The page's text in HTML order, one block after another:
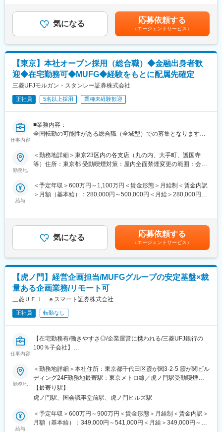
・女性管理職率：23.7％
・雰囲気：社員が140名程度と少人数の会社であるため、社員同
場では上司や先輩との距離も近いため、日頃から意見を求められ
るケースも多く、目的意識を持って主体的に仕事に取り組みたい
方には大変働きやすい職場環境です。
変更の範囲：会社の定める業務
本部、市場商品本部をはじめとした部門や人事、広報、財務経理
といった部門への配属を想定しております。
業務内容：経営全般に関する企画、制度・規制対応、子会社管理
等
業務内容：財務全般に関する企画、主計・資金管理等
業務内容：人事全般人事全般の制度企画業務
業務内容：市場業務の企画・総括業務全般
・当初は東京23区内（丸の内、大手町、護国寺等）を想定してお
ります。
■同社の強み：
三菱ＵＦＪモルガン・スタンレー証券は世界的にも信頼の厚いＭ
チャーです。 さらに、合併を繰り返しながら成長してきた当社に
は、変化に対する柔軟性と人材の多様性があります。 また、証券
会社に求められている、世界レベルのリスク管理能力について
は、すでにその構築を終えました。 次のステップに踏み出し、業
界を質・量ともにリードするリーディングカンパニーをめざしま
す。
変更の範囲：会社の定める業務
ます。賞与金額は変動する可能性があります。賃金はあくまでも
目安の金額であり、選考を通じて上下する可能性があります。月
給(月額)は固定手当を含めた表記です。
気になる 応募依頼する
（エージェントサービス）
【東京】本社オープン採用（総合職）◆金融出身者歓
迎◆在宅勤務可◆MUFG◆経験をもとに配属先確定
三菱UFJモルガン・スタンレー証券株式会社
正社員 5名以上採用 業種未経験歓迎
仕事内容
■業務内容：
全国転勤の可能性がある総合職（全域型）での募集となります。
ておりますが、将来的には転居を伴う異動が発生する可能性があ
ります。
※入社にあたっては、証券外務員資格を取得いただきます。
■配属部門について：
・ご本人様のご経験・ご評価・適性を鑑みて選考の中で配属部門
といった部門への配属を想定しております。
■想定部署(一例)：
※下記以外の配属可能性もございます。
（1）部署：経営企画部
業務内容：経営全般に関する企画、制度・規制対応、子会社管理
等
（2）部署：財務企画部
業務内容：財務全般に関する企画、主計・資金管理等
業務内容：人事全般人事全般の制度企画業務
業務内容：市場業務の企画・総括業務全般
■勤務地：
・当初は東京23区内（丸の内、大手町、護国寺等）を想定してお
ります。
・本社機能が東京23区内で複数の勤務地に分かれているため、配
属部署により勤務地が異なります。
勤務地
＜勤務地詳細＞東京23区内の各支店（丸の内、大手町、護国寺
等）住所：東京都 受動喫煙対策：屋内全面禁煙変更の範囲：会社
給与
＜予定年収＞600万円～1,100万円＜賃金形態＞月給制＜賃金内訳
＞月額（基本給）：280,000円～500,000円＜月給＞280,000円～
ます。賞与金額は変動する可能性があります。賃金はあくまでも
目安の金額であり、選考を通じて上下する可能性があります。月
給(月額)は固定手当を含めた表記です。
気になる 応募依頼する
（エージェントサービス）
【虎ノ門】経営企画担当/MUFGグループの安定基盤×裁
量ある企画業務/リモート可
三菱ＵＦＪ ｅスマート証券株式会社
正社員 転勤なし
仕事内容
【在宅勤務有/働きやすさ◎/企業運営に携われる/三菱UFJ銀行の
100％子会社】
■業務内容
・経営計画の企画立案・PDCA管理
・社則体系の整備・高度化
・取締役会、経営会議、各種重要会議の事務局
・対外広報、グループ内広報、IR
■採用背景
事業成長とともに経営判断の高度化やガバナンス体制の強化が一
勤務地
＜勤務地詳細＞本社住所：東京都千代田区霞が関3-2-5 霞が関ビル
ディング24F勤務地最寄駅：東京メトロ線／虎ノ門駅受動喫煙対
策：屋内全面禁煙変更の範囲：会社の定める事業所（リモートワ
ーク含む）
【最寄り駅】
虎ノ門駅、国会議事堂前駅、虎ノ門ヒルズ駅
給与
＜予定年収＞600万円～900万円＜賃金形態＞月給制＜賃金内訳＞
月額（基本給）：349,000円～541,000円＜月給＞349,000円～